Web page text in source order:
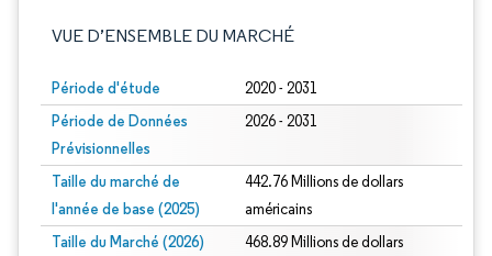
VUE D’ENSEMBLE DU MARCHÉ
Période d'étude 2020 - 2031
Période de Données
Prévisionnelles
2026 - 2031
Taille du marché de
l'année de base (2025)
442.76 Millions de dollars
américains
Taille du Marché (2026)
468.89 Millions de dollars